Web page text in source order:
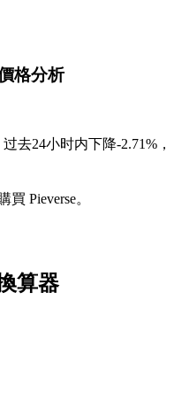
格分析
去24小时内下降-2.71%，
Pieverse。
算器